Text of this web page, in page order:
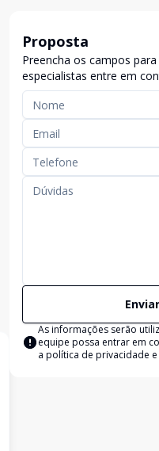
Proposta
Preencha os campos
especialistas entre em
Enviar
As informações serão
equipe possa entrar em
a política de privacidade